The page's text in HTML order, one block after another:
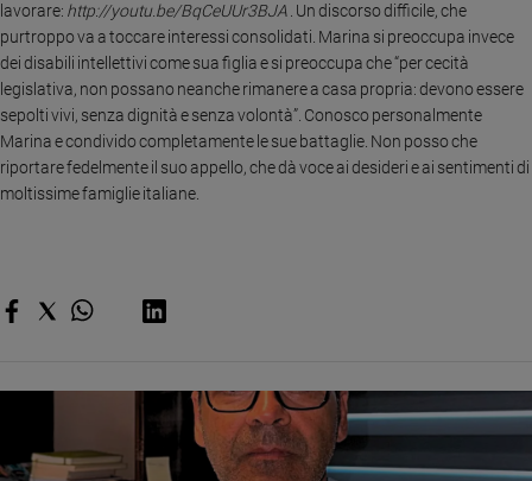
Musica
Arte
Famiglia
ed
educazione
Scuola
lavorare: http://youtu.be/BqCeUUr3BJA . Un discorso difficile, che
purtroppo va a toccare interessi consolidati. Marina si preoccupa invece
dei disabili intellettivi come sua figlia e si preoccupa che “per cecità
legislativa, non possano neanche rimanere a casa propria: devono essere
sepolti vivi, senza dignità e senza volontà”. Conosco personalmente
Marina e condivido completamente le sue battaglie. Non posso che
riportare fedelmente il suo appello, che dà voce ai desideri e ai sentimenti di
moltissime famiglie italiane.